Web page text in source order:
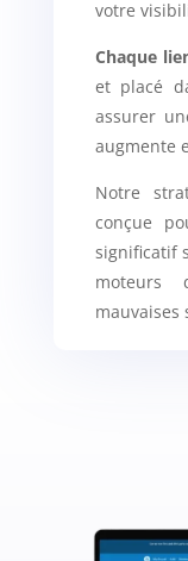
votre
Chaque
et placé
assurer
augmente
Notre
conçue
significatif
moteurs
mauvaises